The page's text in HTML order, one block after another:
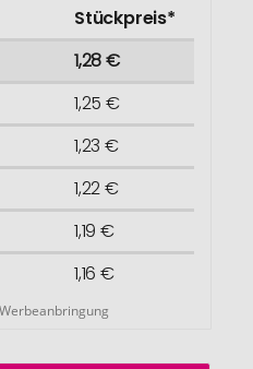
Stückpreis*
1,28 €
1,25 €
1,23 €
1,22 €
1,19 €
1,16 €